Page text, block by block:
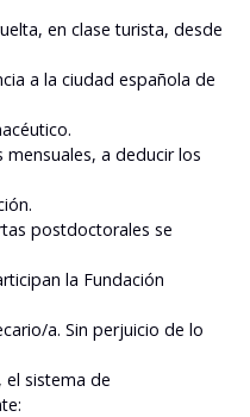
en clase turista, desde
a la ciudad española de
a deducir los
postdoctorales se
la Fundación
a. Sin perjuicio de lo
sistema de